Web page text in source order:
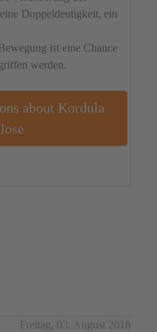
Doppeldeutigkeit, ein
ist eine Chance
werden.
about Kordula
Freitag, 03. August 2018